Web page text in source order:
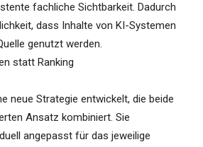
fachliche Sichtbarkeit. Dadurch
dass Inhalte von KI-Systemen
genutzt werden.
statt Ranking
neue Strategie entwickelt, die beide
Ansatz kombiniert. Sie
angepasst für das jeweilige